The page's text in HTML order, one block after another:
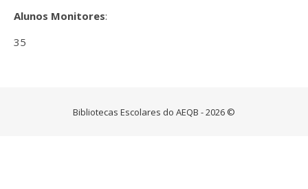
Alunos Monitores:
35
Bibliotecas Escolares do AEQB - 2026 ©